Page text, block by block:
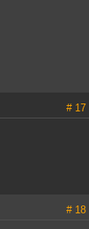
# 17
# 18